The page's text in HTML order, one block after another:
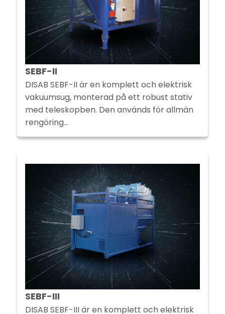
SEBF-II
DISAB SEBF-II är en komplett och elektrisk
vakuumsug, monterad på ett robust stativ
med teleskopben. Den används för allmän
rengöring…
SEBF-III
DISAB SEBF-III är en komplett och elektrisk